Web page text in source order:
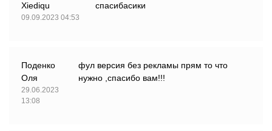
Xiediqu
09.09.2023 04:53
спасибасики
Поденко
Оля
29.06.2023
13:08
фул версия без рекламы прям то что
нужно ,спасибо вам!!!